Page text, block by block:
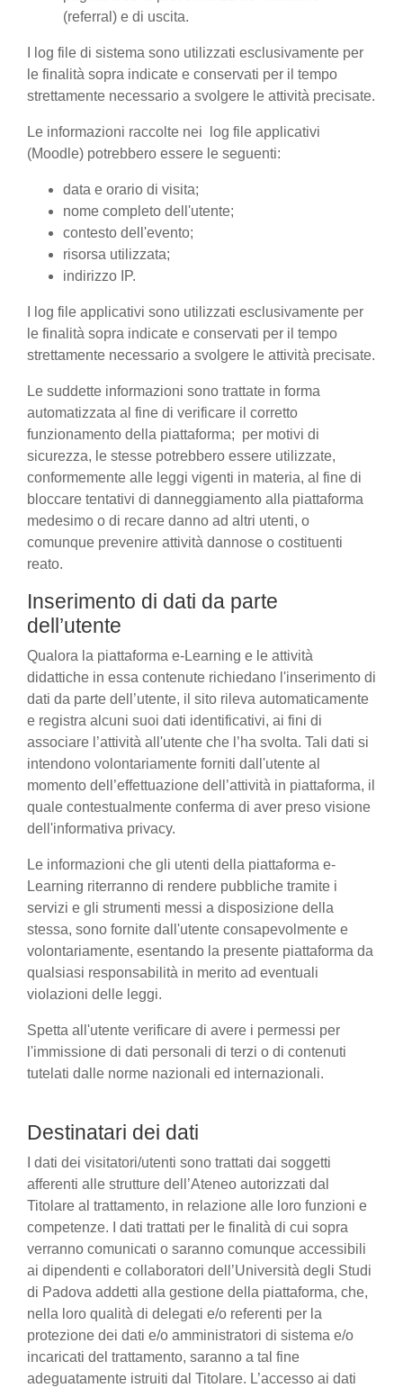
(referral) e di uscita.
I log file di sistema sono utilizzati esclusivamente per
le finalità sopra indicate e conservati per il tempo
strettamente necessario a svolgere le attività precisate.
Le informazioni raccolte nei log file applicativi
(Moodle) potrebbero essere le seguenti:
data e orario di visita;
nome completo dell'utente;
contesto dell'evento;
risorsa utilizzata;
indirizzo IP.
I log file applicativi sono utilizzati esclusivamente per
le finalità sopra indicate e conservati per il tempo
strettamente necessario a svolgere le attività precisate.
Le suddette informazioni sono trattate in forma
automatizzata al fine di verificare il corretto
funzionamento della piattaforma; per motivi di
sicurezza, le stesse potrebbero essere utilizzate,
conformemente alle leggi vigenti in materia, al fine di
bloccare tentativi di danneggiamento alla piattaforma
medesimo o di recare danno ad altri utenti, o
comunque prevenire attività dannose o costituenti
reato.
Inserimento di dati da parte
dell’utente
Qualora la piattaforma e-Learning e le attività
didattiche in essa contenute richiedano l'inserimento di
dati da parte dell’utente, il sito rileva automaticamente
e registra alcuni suoi dati identificativi, ai fini di
associare l’attività all'utente che l’ha svolta. Tali dati si
intendono volontariamente forniti dall'utente al
momento dell’effettuazione dell’attività in piattaforma, il
quale contestualmente conferma di aver preso visione
dell'informativa privacy.
Le informazioni che gli utenti della piattaforma e-
Learning riterranno di rendere pubbliche tramite i
servizi e gli strumenti messi a disposizione della
stessa, sono fornite dall'utente consapevolmente e
volontariamente, esentando la presente piattaforma da
qualsiasi responsabilità in merito ad eventuali
violazioni delle leggi.
Spetta all'utente verificare di avere i permessi per
l'immissione di dati personali di terzi o di contenuti
tutelati dalle norme nazionali ed internazionali.
Destinatari dei dati
I dati dei visitatori/utenti sono trattati dai soggetti
afferenti alle strutture dell’Ateneo autorizzati dal
Titolare al trattamento, in relazione alle loro funzioni e
competenze. I dati trattati per le finalità di cui sopra
verranno comunicati o saranno comunque accessibili
ai dipendenti e collaboratori dell’Università degli Studi
di Padova addetti alla gestione della piattaforma, che,
nella loro qualità di delegati e/o referenti per la
protezione dei dati e/o amministratori di sistema e/o
incaricati del trattamento, saranno a tal fine
adeguatamente istruiti dal Titolare. L’accesso ai dati